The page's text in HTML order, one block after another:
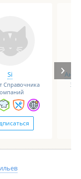
Si
Справочника